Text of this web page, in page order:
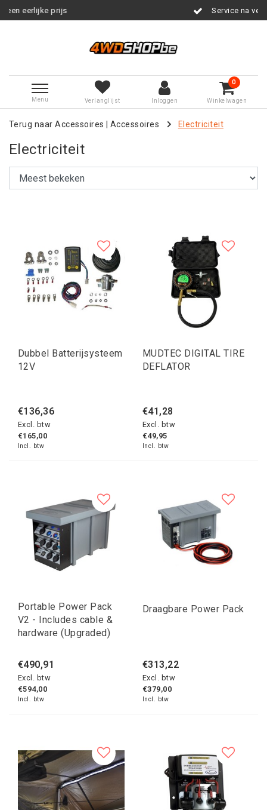
Service na verkoop
Menu Verlanglijst Inloggen
0
Winkelwagen
Terug naar Accessoires |Accessoires Electriciteit
Electriciteit
Dubbel Batterijsysteem
12V
€136,36
Excl. btw
€165,00
Incl. btw
MUDTEC DIGITAL TIRE
DEFLATOR
€41,28
Excl. btw
€49,95
Incl. btw
Portable Power Pack
V2 - Includes cable &
hardware (Upgraded)
€490,91
Excl. btw
€594,00
Incl. btw
Draagbare Power Pack
€313,22
Excl. btw
€379,00
Incl. btw